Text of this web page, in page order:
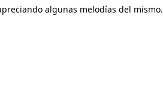
algunas melodías del mismo.